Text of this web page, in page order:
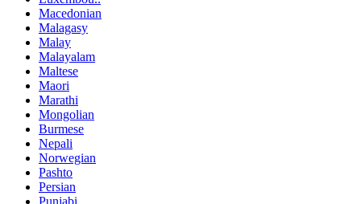
Macedonian
Malagasy
Malay
Malayalam
Maltese
Maori
Marathi
Mongolian
Burmese
Nepali
Norwegian
Pashto
Persian